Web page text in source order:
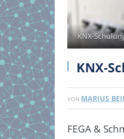
KNX-
KNX-
VON MARIUS
FEGA &